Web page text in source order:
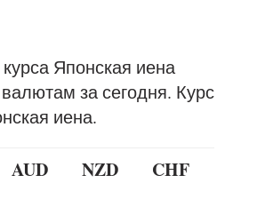
Японская иена
за сегодня. Курс
иена.
AUD NZD
CHF